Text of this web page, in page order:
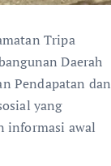
Tripa
Daerah
Pendapatan dan
yang
informasi awal